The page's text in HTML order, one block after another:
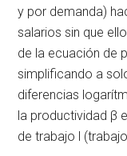
y por demanda)
salarios sin que
de la ecuación de
simplificando a
diferencias
la productividad β
de trabajo l